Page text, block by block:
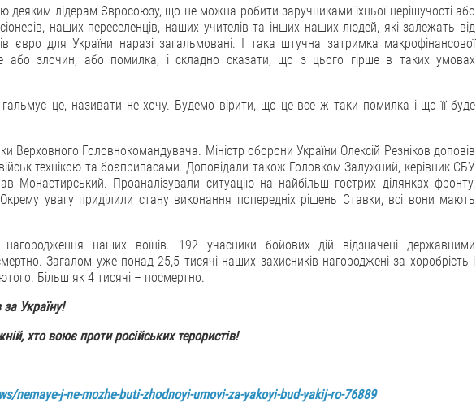
деяким лідерам Євросоюзу, що не можна робити заручниками їхньої нерішучості або
наших переселенців, наших учителів та інших наших людей, які залежать від
євро для України наразі загальмовані. І така штучна затримка макрофінансової
або злочин, або помилка, і складно сказати, що з цього гірше в таких умовах
це, називати не хочу. Будемо вірити, що це все ж таки помилка і що її буде
Верховного Головнокомандувача. Міністр оборони України Олексій Резніков доповів
технікою та боєприпасами. Доповідали також Головком Залужний, керівник СБУ
Монастирський. Проаналізували ситуацію на найбільш гострих ділянках фронту,
увагу приділили стану виконання попередніх рішень Ставки, всі вони мають
наших воїнів. 192 учасники бойових дій відзначені державними
Загалом уже понад 25,5 тисячі наших захисників нагороджені за хоробрість і
Більш як 4 тисячі – посмертно.
за Україну!
хто воює проти російських терористів!
nemaye-j-ne-mozhe-buti-zhodnoyi-umovi-za-yakoyi-bud-yakij-ro-76889